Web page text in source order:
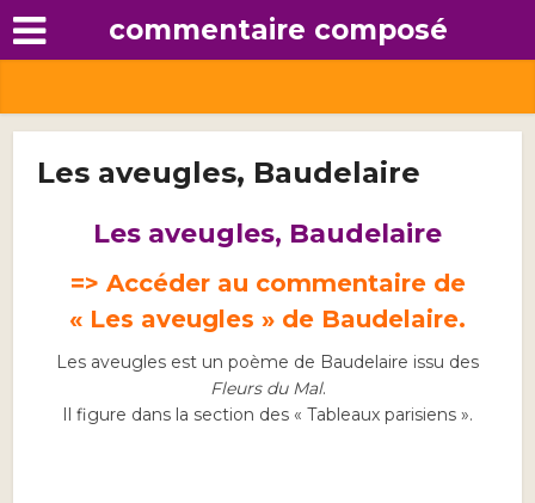
commentaire composé
Les aveugles, Baudelaire
Les aveugles, Baudelaire
=> Accéder au commentaire de
« Les aveugles » de Baudelaire.
Les aveugles est un poème de Baudelaire issu des
Fleurs du Mal.
Il figure dans la section des « Tableaux parisiens ».